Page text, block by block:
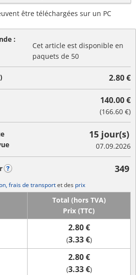
être téléchargées sur un PC
:
Cet article est disponible en
paquets de 50
2.80 €
140.00 €
(166.60 €)
15 jour(s)
07.09.2026
349
frais de transportet des prix
Total (hors TVA)
Prix (TTC)
2.80 €
(3.33 €)
2.80 €
(3.33 €)